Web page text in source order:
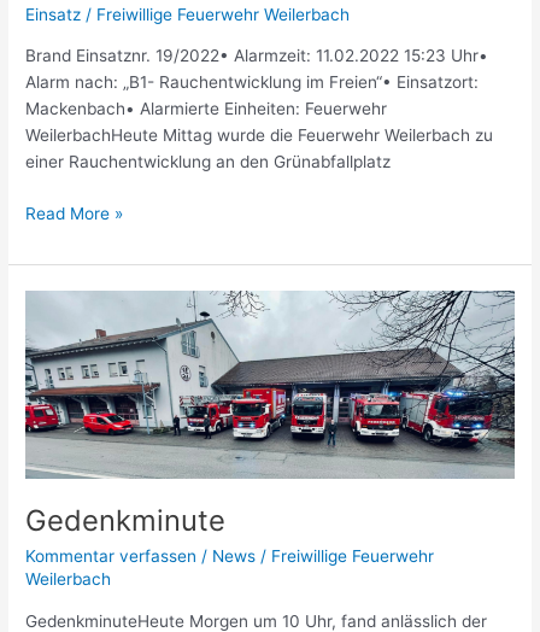
Einsatz / Freiwillige Feuerwehr Weilerbach
Brand Einsatznr. 19/2022• Alarmzeit: 11.02.2022 15:23 Uhr•
Alarm nach: „B1- Rauchentwicklung im Freien“• Einsatzort:
Mackenbach• Alarmierte Einheiten: Feuerwehr
WeilerbachHeute Mittag wurde die Feuerwehr Weilerbach zu
einer Rauchentwicklung an den Grünabfallplatz
Read More »
Gedenkminute
Kommentar verfassen / News / Freiwillige Feuerwehr
Weilerbach
GedenkminuteHeute Morgen um 10 Uhr, fand anlässlich der